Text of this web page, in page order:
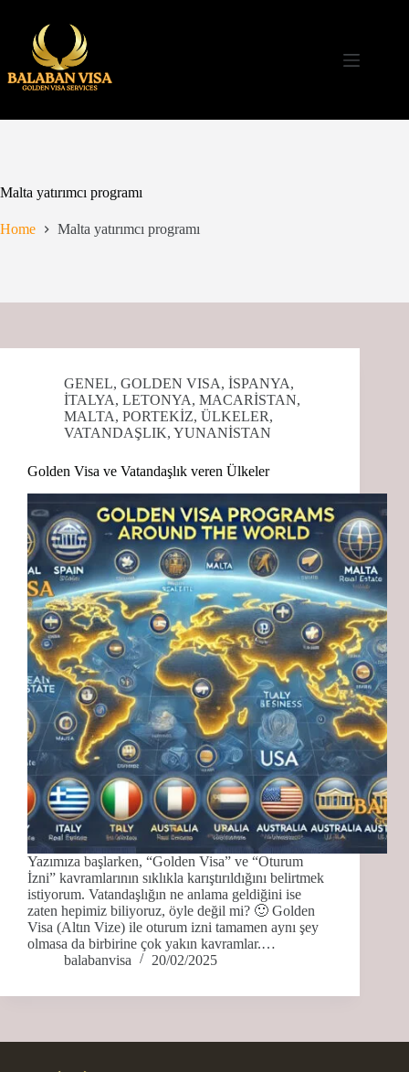
content
Malta yatırımcı programı
Home Malta yatırımcı programı
GENEL, GOLDEN VISA, İSPANYA,
İTALYA, LETONYA, MACARİSTAN,
MALTA, PORTEKİZ, ÜLKELER,
VATANDAŞLIK, YUNANİSTAN
Golden Visa ve Vatandaşlık veren Ülkeler
Yazımıza başlarken, “Golden Visa” ve “Oturum
İzni” kavramlarının sıklıkla karıştırıldığını belirtmek
istiyorum. Vatandaşlığın ne anlama geldiğini ise
zaten hepimiz biliyoruz, öyle değil mi? 🙂 Golden
Visa (Altın Vize) ile oturum izni tamamen aynı şey
olmasa da birbirine çok yakın kavramlar.…
balabanvisa
20/02/2025